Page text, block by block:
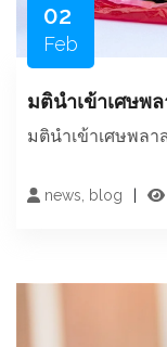
02
Feb
มตินำเข้าเศษพ
มตินำเข้าเศษพลา
news, blog